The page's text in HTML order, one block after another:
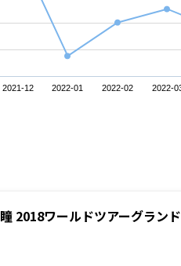
2021-12 2022-01 2022-02 2022-
2018ワールドツアーグラン